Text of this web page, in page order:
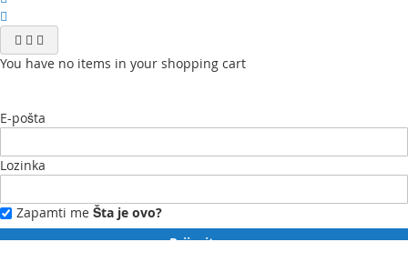
You have no items in your shopping cart
E-pošta
Lozinka
Zapamti me Šta je ovo?
Prijavite se